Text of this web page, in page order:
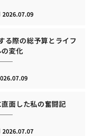
2026.07.09
る際の総予算とライフ
変化
面した私の奮闘記
2026.07.07